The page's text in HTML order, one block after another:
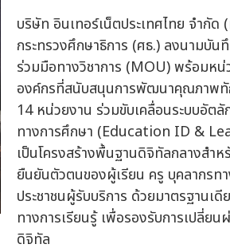
บริษัท อินเทอร์เน็ตประเทศไทย จำกัด
กระทรวงศึกษาธิการ (ศธ.) ลงนามบัน
ร่วมมือทางวิชาการ (MOU) พร้อมห
องค์กรที่สนับสนุนการพัฒนาคุณภาพทั
14 หน่วยงาน ร่วมขับเคลื่อนระบบอัต
ทางการศึกษา (Education ID &
เป็นโครงสร้างพื้นฐานดิจิทัลกลางสำ
ยืนยันตัวตนของผู้เรียน ครู บุคลากรท
ประชาชนผู้รับบริการ ด้วยมาตรฐานเ
ทางการเรียนรู้ เพื่อรองรับการเปลี่ยน
ดิจิทัล